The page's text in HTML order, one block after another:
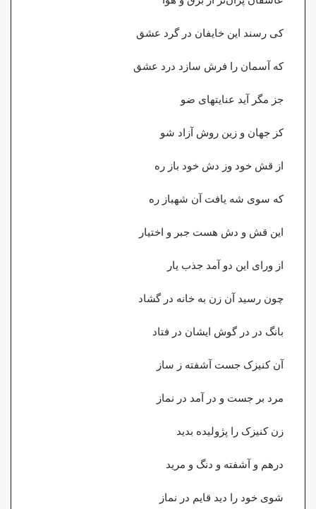
کی رسند این خایفان در گرد عشق
که آسمان را فرش سازد درد عشق
جز مگر آید عنایتهای ضو
کز جهان و زین روش آزاد شو
از قش خود وز دش خود باز ره
که سوی شه یافت آن شهباز ره
این قش و دش هست جبر و اختیار
از ورای این دو آمد جذب یار
چون رسید آن زن به خانه در گشاد
بانگ در در گوش ایشان در فتاد
آن کنیزک جست آشفته ز ساز
مرد بر جست و در آمد در نماز
زن کنیزک را پژولیده بدید
درهم و آشفته و دنگ و مرید
شوی خود را دید قایم در نماز